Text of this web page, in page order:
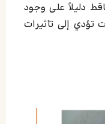
دليلاً على وجود
تؤدي إلى تأثيرات